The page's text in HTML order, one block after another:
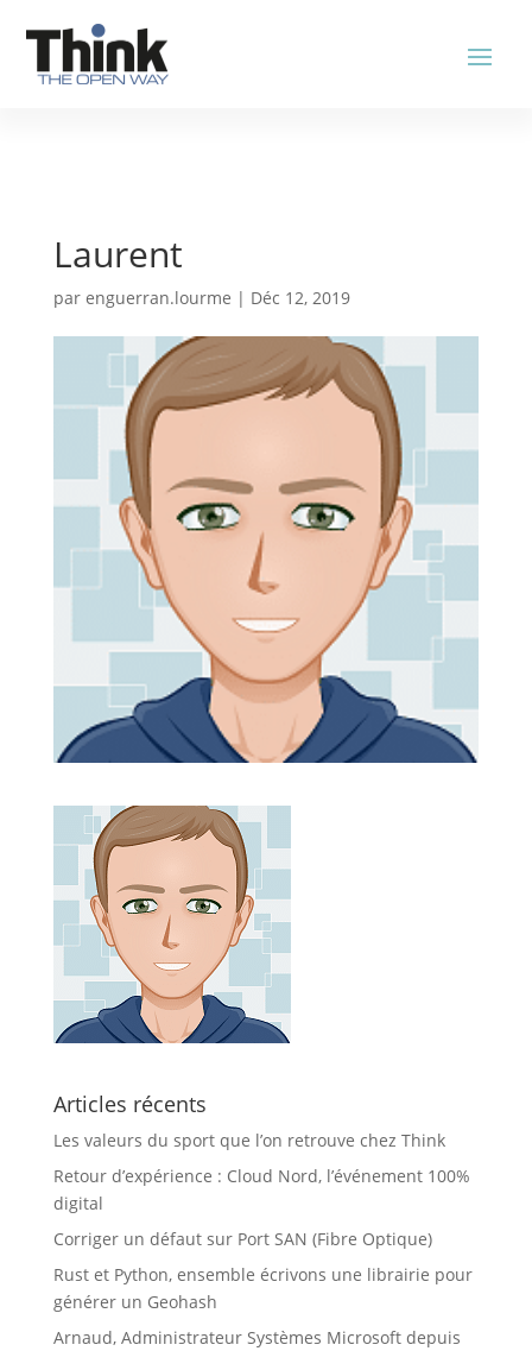
Laurent
par enguerran.lourme | Déc 12, 2019
Articles récents
Les valeurs du sport que l’on retrouve chez Think
Retour d’expérience : Cloud Nord, l’événement 100%
digital
Corriger un défaut sur Port SAN (Fibre Optique)
Rust et Python, ensemble écrivons une librairie pour
générer un Geohash
Arnaud, Administrateur Systèmes Microsoft depuis